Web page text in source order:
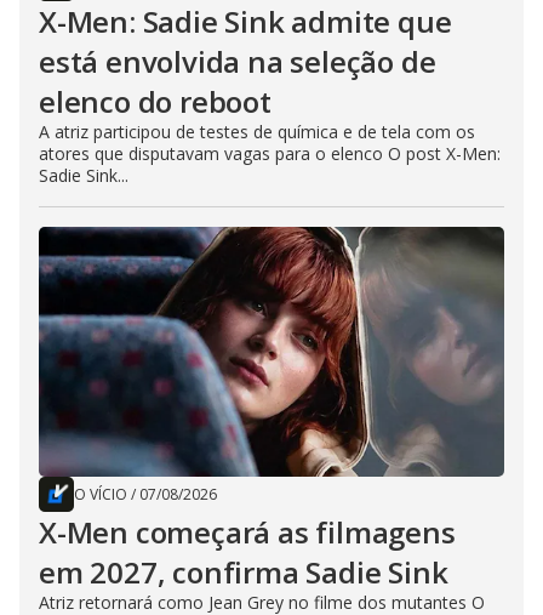
X-Men: Sadie Sink admite que
está envolvida na seleção de
elenco do reboot
A atriz participou de testes de química e de tela com os
atores que disputavam vagas para o elenco O post X-Men:
Sadie Sink...
O VÍCIO / 07/08/2026
X-Men começará as filmagens
em 2027, confirma Sadie Sink
Atriz retornará como Jean Grey no filme dos mutantes O